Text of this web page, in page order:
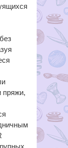
пряжи,